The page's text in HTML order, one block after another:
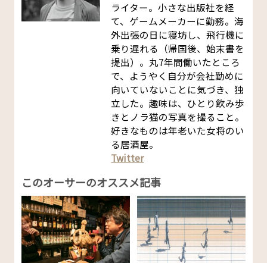
ライター。小さな出版社を経
て、ゲームメーカーに勤務。海
外出張の日に寝坊し、飛行機に
乗り遅れる（帰国後、始末書を
提出）。丸7年間働いたところ
で、ようやく自分が会社勤めに
向いていないことに気づき、独
立した。趣味は、ひとり飲み歩
きとノラ猫の写真を撮ること。
好きなものは年老いた女将のい
る居酒屋。
Twitter
このオーサーのオススメ記事